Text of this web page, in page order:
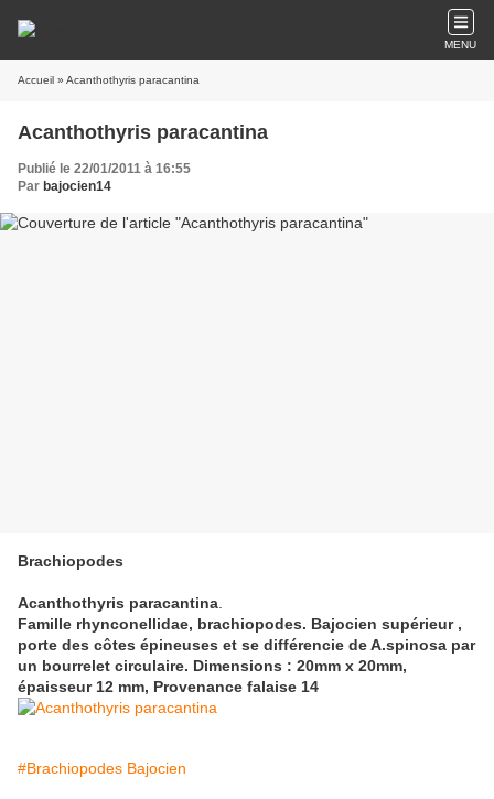
MENU
Accueil » Acanthothyris paracantina
Acanthothyris paracantina
Publié le 22/01/2011 à 16:55
Par bajocien14
Brachiopodes
Acanthothyris paracantina
Famille rhynconellidae, brachiopodes. Bajocien supérieur ,
porte des côtes épineuses et se différencie de A.spinosa par
un bourrelet circulaire. Dimensions : 20mm x 20mm,
épaisseur 12 mm, Provenance falaise 14
#Brachiopodes Bajocien